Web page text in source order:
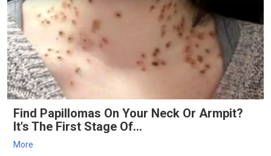
Find Papillomas On Your Neck Or Armpit?
It's The First Stage Of...
More